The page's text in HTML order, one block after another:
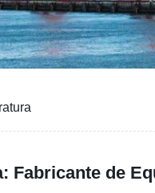
Fabricante de